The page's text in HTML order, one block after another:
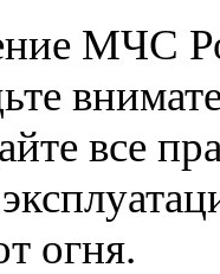
МЧС
все
огня.